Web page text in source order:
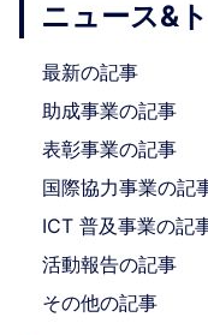
ニュース&
最新の記事
助成事業の記事
表彰事業の記事
国際協力事業の記
ICT 普及事業の記
活動報告の記事
その他の記事